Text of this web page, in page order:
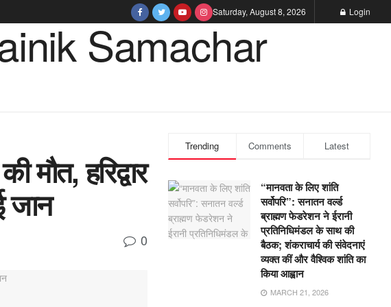
Saturday, August 8, 2026 Login
मौत, हरिद्वार
जान
0
Trending Comments Latest
“मानवता के लिए शांति
सर्वोपरि”: सनातन वर्ल्ड
ब्राह्मण फेडरेशन ने ईरानी
प्रतिनिधिमंडल के साथ की
बैठक; शंकराचार्य की संवेदनाएं
व्यक्त कीं और वैश्विक शांति का
किया आह्वान
MARCH 21, 2026